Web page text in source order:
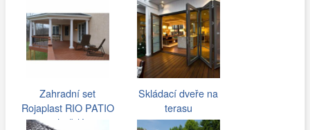
Zahradní set
Rojaplast RIO PATIO
- hnědý
Skládací dveře na
terasu